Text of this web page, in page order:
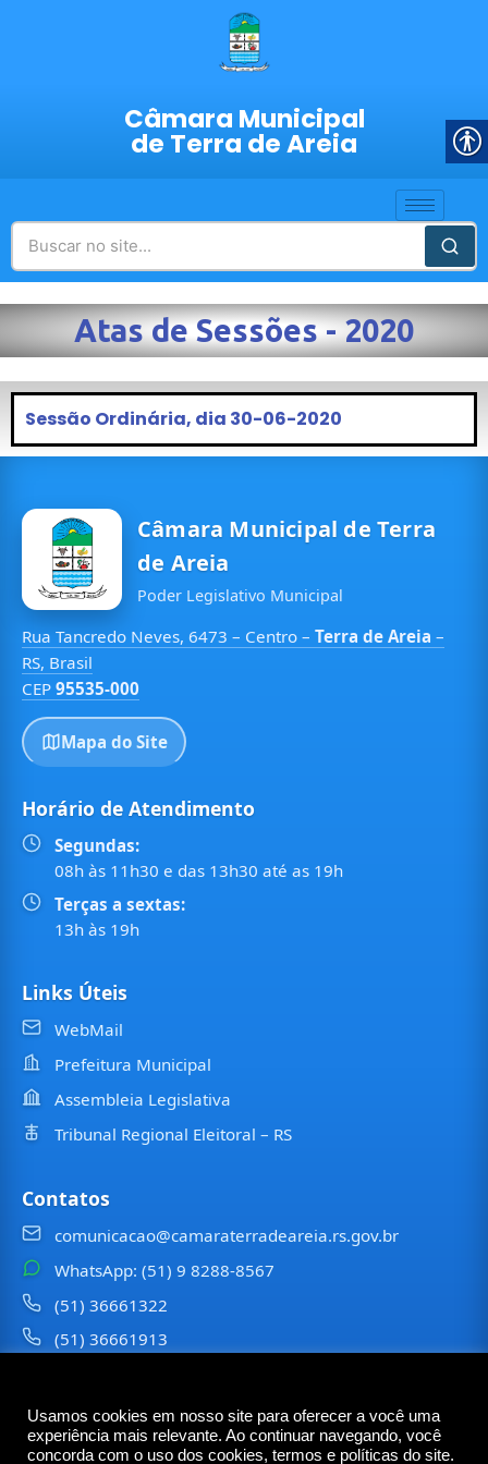
Câmara Municipal
de Terra de Areia
Atas de Sessões - 2020
Sessão Ordinária, dia 30-06-2020
Câmara Municipal de Terra
de Areia
Poder Legislativo Municipal
Rua Tancredo Neves, 6473 – Centro – Terra de Areia –
RS, Brasil
CEP 95535-000
Mapa do Site
Horário de Atendimento
Segundas:
08h às 11h30 e das 13h30 até as 19h
Terças a sextas:
13h às 19h
Links Úteis
WebMail
Prefeitura Municipal
Assembleia Legislativa
Tribunal Regional Eleitoral – RS
Contatos
comunicacao@camaraterradeareia.rs.gov.br
WhatsApp: (51) 9 8288-8567
(51) 36661322
(51) 36661913
©2026Câmara Municipal deTerra de Areia— Todos os
direitos reservados
Usamos cookies em nosso site para oferecer a você uma
experiência mais relevante. Ao continuar navegando, você
concorda com o uso dos cookies, termos e políticas do site.